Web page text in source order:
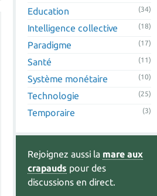
Education (34)
Intelligence collective (18)
Paradigme (17)
Santé (11)
Système monétaire (10)
Technologie (25)
Temporaire (3)
Rejoignez aussi la mare aux
crapauds pour des
discussions en direct.